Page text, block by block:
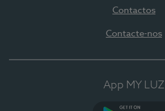
Contactos
Contacte-nos
App MY LUZ